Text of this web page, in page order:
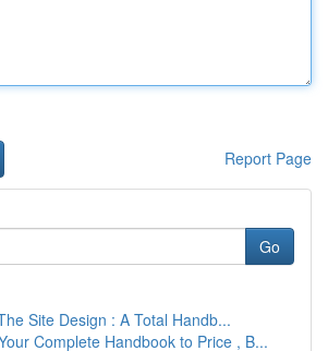
Report Page
Go
Site Design : A Total Handb...
Complete Handbook to Price , B...